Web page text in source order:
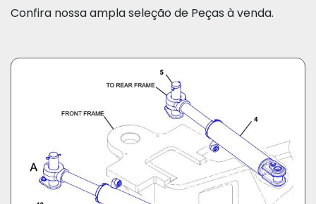
Confira nossa ampla seleção de Peças à venda.